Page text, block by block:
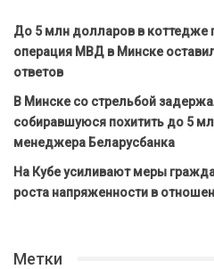
До 5 млн долларов в коттедже
операция МВД в Минске
ответов
В Минске со стрельбой
собиравшуюся похитить до 5
менеджера Беларусбанка
На Кубе усиливают меры
роста напряженности в
Метки